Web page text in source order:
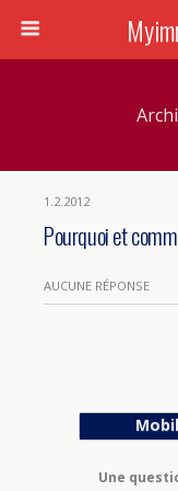
1.2.2012
Pourquoi et
AUCUNE RÉPONSE
Une